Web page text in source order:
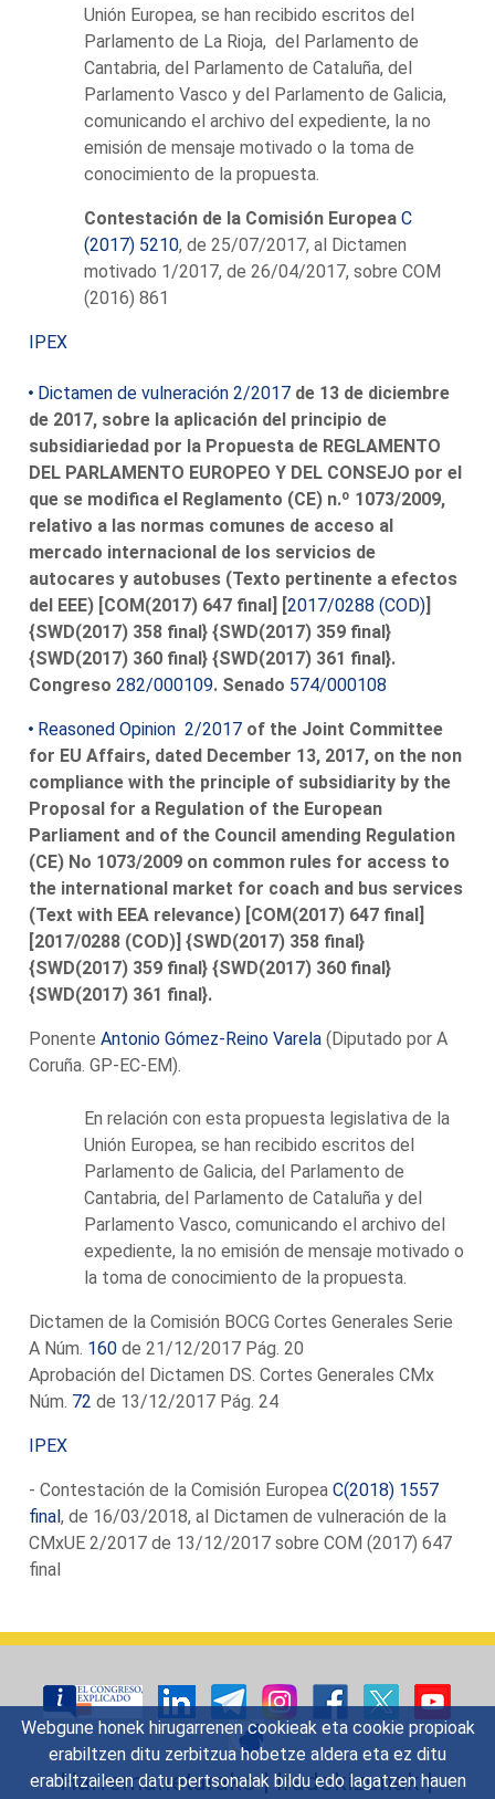
Webgune honek hirugarrenen cookieak eta cookie propioak
erabiltzen ditu zerbitzua hobetze aldera eta ez ditu
erabiltzaileen datu pertsonalak bildu edo lagatzen hauen
Unión Europea, se han recibido escritos del
Parlamento de La Rioja, del Parlamento de
Cantabria, del Parlamento de Cataluña, del
Parlamento Vasco y del Parlamento de Galicia,
comunicando el archivo del expediente, la no
emisión de mensaje motivado o la toma de
conocimiento de la propuesta.
Contestación de la Comisión EuropeaC
(2017) 5210, de 25/07/2017, al Dictamen
motivado 1/2017, de 26/04/2017, sobre COM
(2016) 861
IPEX
Dictamen de vulneración 2/2017 de 13 de diciembre
de 2017, sobre la aplicación del principio de
subsidiariedad por la Propuesta de REGLAMENTO
DEL PARLAMENTO EUROPEO Y DEL CONSEJO por el
que se modifica el Reglamento (CE) n.º 1073/2009,
relativo a las normas comunes de acceso al
mercado internacional de los servicios de
autocares y autobuses (Texto pertinente a efectos
del EEE) [COM(2017) 647 final] [2017/0288 (COD)]
{SWD(2017) 358 final} {SWD(2017) 359 final}
{SWD(2017) 360 final} {SWD(2017) 361 final}.
Congreso282/000109. Senado 574/000108
Reasoned Opinion 2/2017 of the Joint Committee
for EU Affairs, dated December 13, 2017, on the non
compliance with the principle of subsidiarity by the
Proposal for a Regulation of the European
Parliament and of the Council amending Regulation
(CE) No 1073/2009 on common rules for access to
the international market for coach and bus services
(Text with EEA relevance) [COM(2017) 647 final]
[2017/0288 (COD)] {SWD(2017) 358 final}
{SWD(2017) 359 final} {SWD(2017) 360 final}
{SWD(2017) 361 final}.
PonenteAntonio Gómez-Reino Varela (Diputado por A
Coruña. GP-EC-EM).
En relación con esta propuesta legislativa de la
Unión Europea, se han recibido escritos del
Parlamento de Galicia, del Parlamento de
Cantabria, del Parlamento de Cataluña y del
Parlamento Vasco, comunicando el archivo del
expediente, la no emisión de mensaje motivado o
la toma de conocimiento de la propuesta.
Dictamen de la Comisión BOCG Cortes Generales Serie
A Núm. 160 de 21/12/2017 Pág. 20
Aprobación del Dictamen DS. Cortes Generales CMx
Núm. 72 de 13/12/2017 Pág. 24
IPEX
- Contestación de la Comisión EuropeaC(2018) 1557
final, de 16/03/2018, al Dictamen de vulneración de la
CMxUE 2/2017 de 13/12/2017 sobre COM (2017) 647
final
Harremanetarako|Iradokizunak|